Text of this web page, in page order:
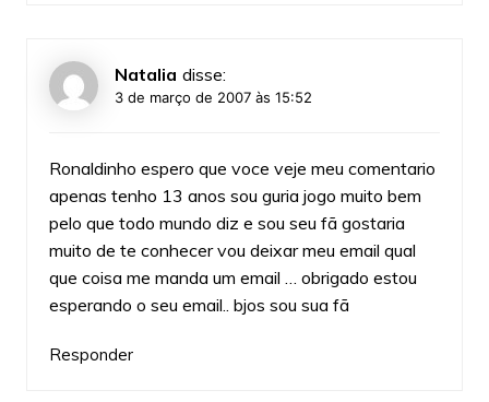
Natalia disse:
3 de março de 2007 às 15:52
Ronaldinho espero que voce veje meu comentario
apenas tenho 13 anos sou guria jogo muito bem
pelo que todo mundo diz e sou seu fã gostaria
muito de te conhecer vou deixar meu email qual
que coisa me manda um email … obrigado estou
esperando o seu email.. bjos sou sua fã
Responder